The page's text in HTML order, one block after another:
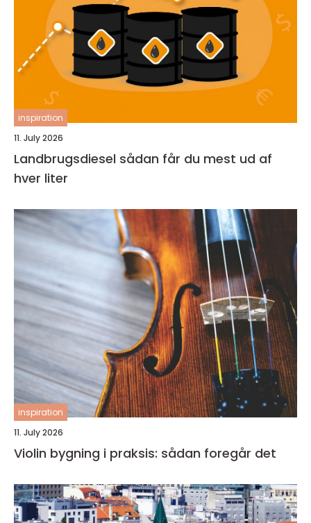
inspiration
11. July 2026
Landbrugsdiesel sådan får du mest ud af
hver liter
inspiration
11. July 2026
Violin bygning i praksis: sådan foregår det